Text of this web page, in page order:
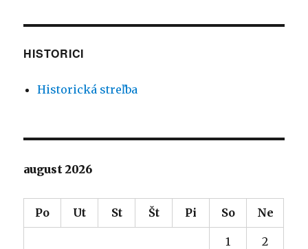
HISTORICI
Historická streľba
august 2026
Po Ut St Št Pi So Ne
1 2